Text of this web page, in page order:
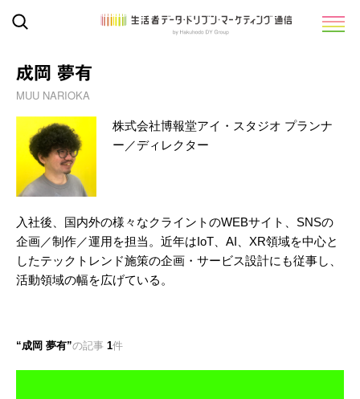
成岡 夢有
MUU NARIOKA
株式会社博報堂アイ・スタジオ プランナ
ー／ディレクター
入社後、国内外の様々なクライントのWEBサイト、SNSの
企画／制作／運用を担当。近年はIoT、AI、XR領域を中心と
したテックトレンド施策の企画・サービス設計にも従事し、
活動領域の幅を広げている。
成岡 夢有 の記事 1件